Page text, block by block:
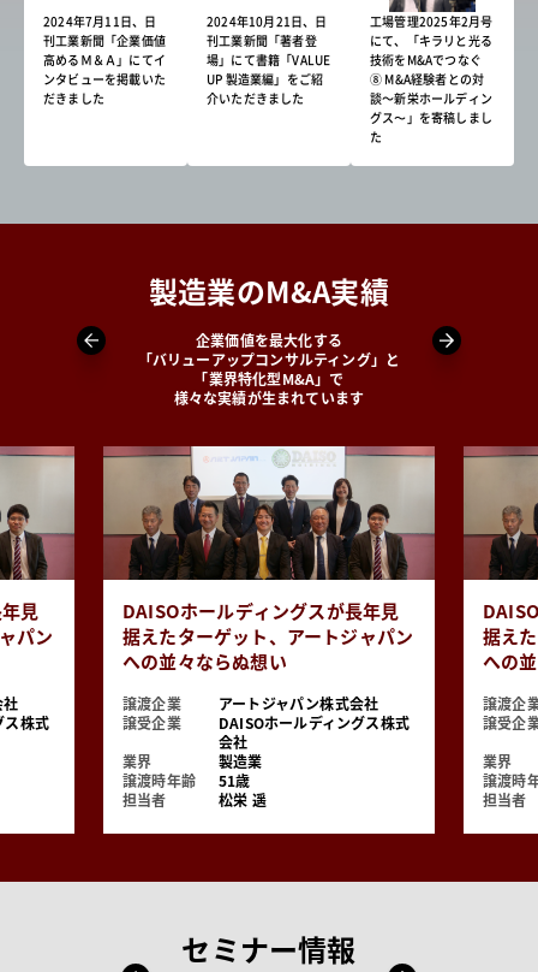
2024年7月11日、日
刊工業新聞「企業価値
高めるＭ＆Ａ」にてイ
ンタビューを掲載いた
だきました
2024年10月21日、日
刊工業新聞「著者登
場」にて書籍「VALUE
UP 製造業編」をご紹
介いただきました
工場管理2025年2月号
にて、「キラリと光る
技術をM&Aでつなぐ
⑧ M&A経験者との対
談～新栄ホールディン
グス〜」を寄稿しまし
た
製造業のM&A実績
企業価値を最大化する
「バリューアップコンサルティング」と
「業界特化型M&A」で
様々な実績が生まれています
見
パン
社
ス株式
DAISOホールディングスが長年見
据えたターゲット、アートジャパン
への並々ならぬ想い
譲渡企業
アートジャパン株式会社
譲受企業
DAISOホールディングス株式
会社
業界
製造業
譲渡時年齢
51歳
担当者
松栄 遥
据え
への
譲渡企
譲受企
業界
譲渡時
担当者
セミナー情報